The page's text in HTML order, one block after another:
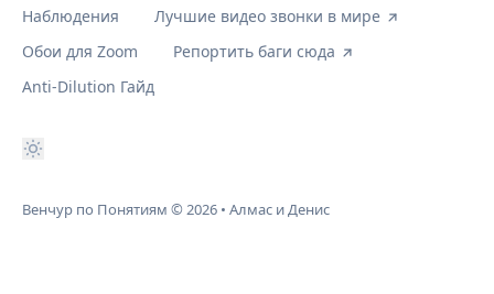
Наблюдения
Лучшие видео звонки в мире
Обои для Zoom
Репортить баги сюда
Anti-Dilution Гайд
Венчур по Понятиям © 2026 • Алмас и Денис